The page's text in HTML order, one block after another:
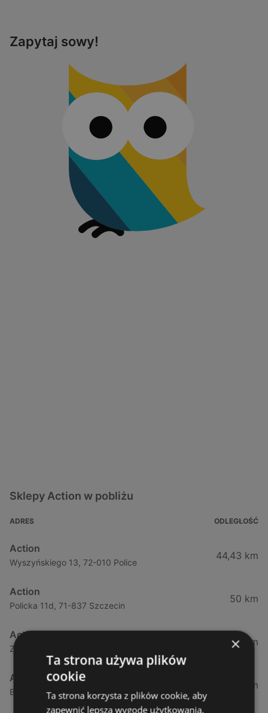
Zapytaj sowy!
Sklepy Action w pobliżu
ADRES ODLEGŁOŚĆ
Action
Wyszyńskiego 13, 72-010 Police
44,43 km
Action
Policka 11d, 71-837 Szczecin
50 km
Action
Zielonogórska, 31, 71-084 Szczecin
55,3 km
Action
Bohaterów Warszawy, 40, 70-342 Szczecin
55,68 km
×
Ta strona używa plików
cookie
Ta strona korzysta z plików cookie, aby
zapewnić lepszą wygodę użytkowania.